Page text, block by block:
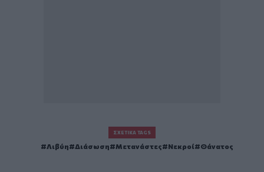
ΣΧΕΤΙΚΆ TAGS
Λιβύη Διάσωση Μετανάστες Νεκροί Θάνατος